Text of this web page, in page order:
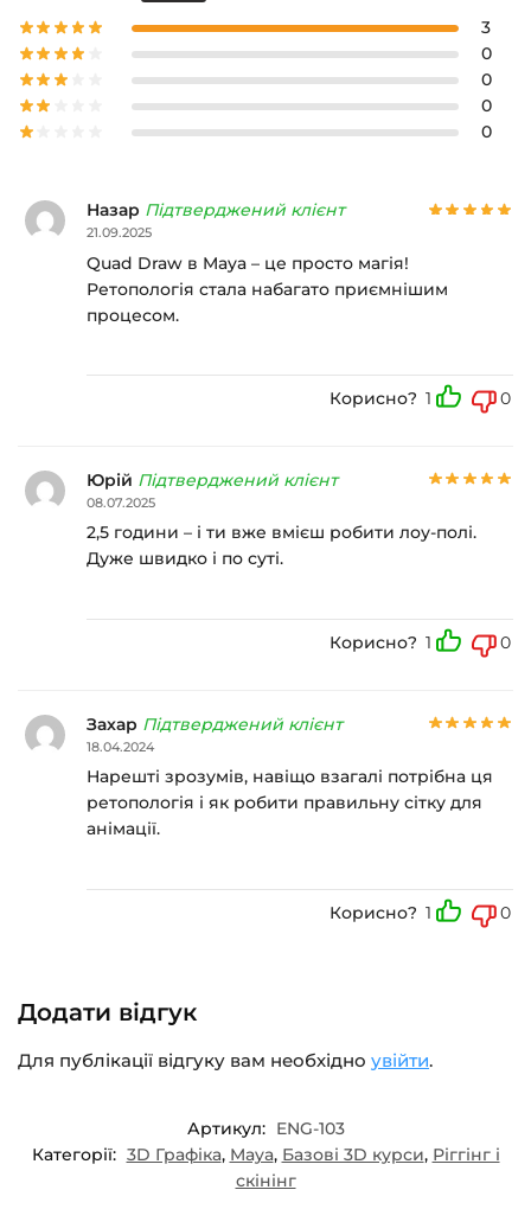
3
0
0
0
0
Назар Підтверджений клієнт
21.09.2025
Quad Draw в Maya – це просто магія!
Ретопологія стала набагато приємнішим
процесом.
Корисно? 1 0
Юрій Підтверджений клієнт
08.07.2025
2,5 години – і ти вже вмієш робити лоу-полі.
Дуже швидко і по суті.
Корисно? 1 0
Захар Підтверджений клієнт
18.04.2024
Нарешті зрозумів, навіщо взагалі потрібна ця
ретопологія і як робити правильну сітку для
анімації.
Корисно? 1 0
Додати відгук
Для публікації відгуку вам необхідно увійти.
Артикул: ENG-103
Категорії: 3D Графіка, Maya, Базові 3D курси, Ріггінг і
скінінг